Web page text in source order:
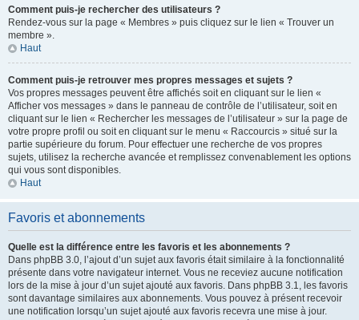
Comment puis-je rechercher des utilisateurs ?
Rendez-vous sur la page « Membres » puis cliquez sur le lien « Trouver un
membre ».
Haut
Comment puis-je retrouver mes propres messages et sujets ?
Vos propres messages peuvent être affichés soit en cliquant sur le lien «
Afficher vos messages » dans le panneau de contrôle de l’utilisateur, soit en
cliquant sur le lien « Rechercher les messages de l’utilisateur » sur la page de
votre propre profil ou soit en cliquant sur le menu « Raccourcis » situé sur la
partie supérieure du forum. Pour effectuer une recherche de vos propres
sujets, utilisez la recherche avancée et remplissez convenablement les options
qui vous sont disponibles.
Haut
Favoris et abonnements
Quelle est la différence entre les favoris et les abonnements ?
Dans phpBB 3.0, l’ajout d’un sujet aux favoris était similaire à la fonctionnalité
présente dans votre navigateur internet. Vous ne receviez aucune notification
lors de la mise à jour d’un sujet ajouté aux favoris. Dans phpBB 3.1, les favoris
sont davantage similaires aux abonnements. Vous pouvez à présent recevoir
une notification lorsqu’un sujet ajouté aux favoris recevra une mise à jour.